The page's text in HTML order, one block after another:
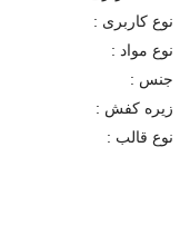
نوع کاربری :
نوع مواد :
جنس :
زیره کفش :
نوع قالب :